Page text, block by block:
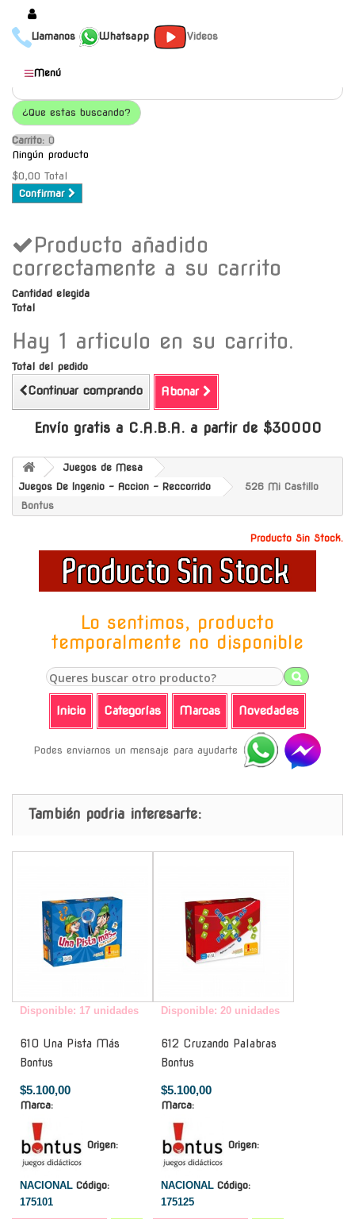
Llamanos Whatsapp Videos
Productos
Populares
Categorías
Marcas
Mayoristas
Contacto
Envío gratis a C.A.B.A. a
partir de $30000
Menú
¿Que estas buscando?
Carrito: O
Ningún producto
$0,00 Total
Confirmar
Producto añadido
correctamente a su carrito
Cantidad elegida
Total
Hay 1 articulo en su carrito.
Total del pedido
Continuar comprando Abonar
Envío gratis a C.A.B.A. a partir de $30000
Juegos de Mesa
Juegos De Ingenio - Accion - Reccorrido
526 Mi Castillo
Bontus
Producto Sin Stock.
Lo sentimos, producto
temporalmente no disponible
Inicio Categorías Marcas Novedades
Podes enviarnos un mensaje para ayudarte
También podria interesarte:
Disponible: 17 unidades
610 Una Pista Más
Bontus
$5.100,00
Marca:
Origen:
NACIONAL Código:
175101
Disponible: 20 unidades
612 Cruzando Palabras
Bontus
$5.100,00
Marca:
Origen:
NACIONAL Código:
175125